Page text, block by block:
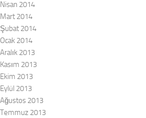
Nisan 2014
Mart 2014
Şubat 2014
Ocak 2014
Aralık 2013
Kasım 2013
Ekim 2013
Eylül 2013
Ağustos 2013
Temmuz 2013